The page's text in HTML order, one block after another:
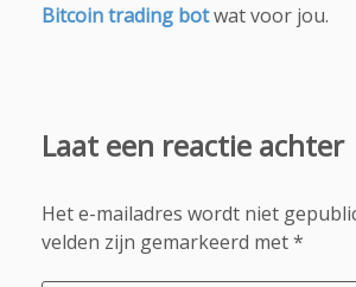
Bitcoin trading botwat voor jou.
Laat een reactie achter
Het e-mailadres wordt niet
velden zijn gemarkeerd met*